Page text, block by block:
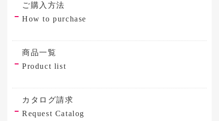
ご購入方法
How to purchase
商品一覧
Product list
カタログ請求
Request Catalog